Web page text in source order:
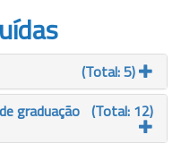
(Total: 5)
graduação (Total: 12)